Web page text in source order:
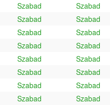
Szabad
Szabad
Szabad
Szabad
Szabad
Szabad
Szabad
Szabad
Szabad
Szabad
Szabad
Szabad
Szabad
Szabad
Szabad
Szabad